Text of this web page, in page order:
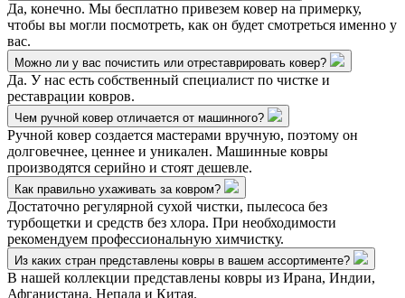
Да, конечно. Мы бесплатно привезем ковер на примерку,
чтобы вы могли посмотреть, как он будет смотреться именно у
вас.
Можно ли у вас почистить или отреставрировать ковер?
Да. У нас есть собственный специалист по чистке и
реставрации ковров.
Чем ручной ковер отличается от машинного?
Ручной ковер создается мастерами вручную, поэтому он
долговечнее, ценнее и уникален. Машинные ковры
производятся серийно и стоят дешевле.
Как правильно ухаживать за ковром?
Достаточно регулярной сухой чистки, пылесоса без
турбощетки и средств без хлора. При необходимости
рекомендуем профессиональную химчистку.
Из каких стран представлены ковры в вашем ассортименте?
В нашей коллекции представлены ковры из Ирана, Индии,
Афганистана, Непала и Китая.